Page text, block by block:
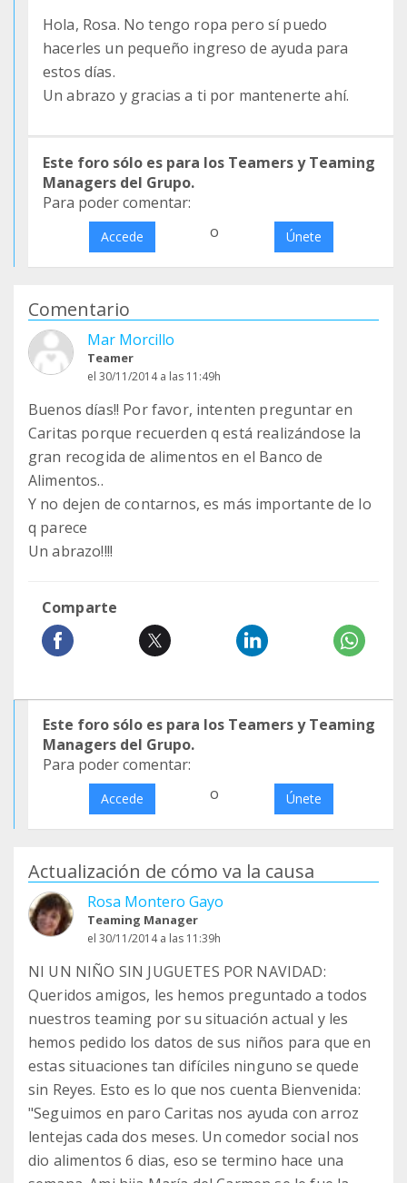
Hola, Rosa. No tengo ropa pero sí puedo
hacerles un pequeño ingreso de ayuda para
estos días.
Un abrazo y gracias a ti por mantenerte ahí.
Este foro sólo es para los Teamers y Teaming
Managers del Grupo.
Para poder comentar:
Accede o Únete
Comentario
Mar Morcillo
Teamer
el 30/11/2014 a las 11:49h
Buenos días!! Por favor, intenten preguntar en
Caritas porque recuerden q está realizándose la
gran recogida de alimentos en el Banco de
Alimentos..
Y no dejen de contarnos, es más importante de lo
q parece
Un abrazo!!!!
Comparte
Este foro sólo es para los Teamers y Teaming
Managers del Grupo.
Para poder comentar:
Accede o Únete
Actualización de cómo va la causa
Rosa Montero Gayo
Teaming Manager
el 30/11/2014 a las 11:39h
NI UN NIÑO SIN JUGUETES POR NAVIDAD:
Queridos amigos, les hemos preguntado a todos
nuestros teaming por su situación actual y les
hemos pedido los datos de sus niños para que en
estas situaciones tan difíciles ninguno se quede
sin Reyes. Esto es lo que nos cuenta Bienvenida:
"Seguimos en paro Caritas nos ayuda con arroz
lentejas cada dos meses. Un comedor social nos
dio alimentos 6 dias, eso se termino hace una